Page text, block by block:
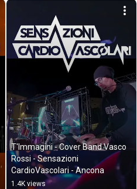
T'Immagini - Cover Band Vasco
Rossi - Sensazioni
CardioVascolari - Ancona
1.4K views